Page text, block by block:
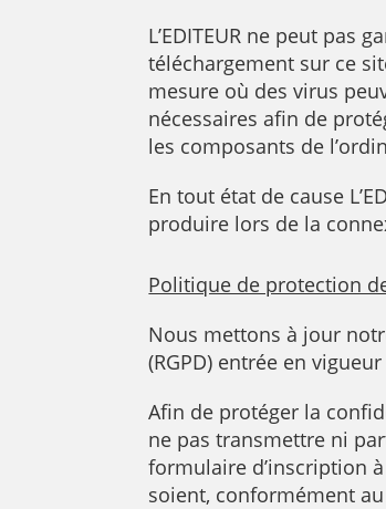
L’EDITEUR ne peut pas
téléchargement sur ce
mesure où des virus
nécessaires afin de
les composants de
En tout état de cause
produire lors de la
Politique de protection
Nous mettons à jour
(RGPD) entrée en
Afin de protéger la
ne pas transmettre ni
formulaire d’inscription
soient, conformément au